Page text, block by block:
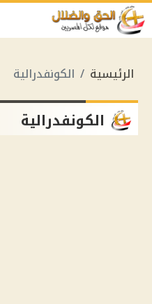
الرئيسية الكونفدرالية
الكونفدرالية